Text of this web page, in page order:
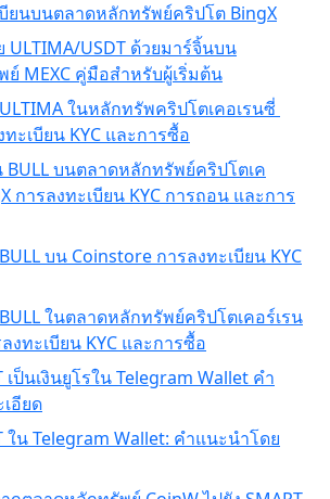
ยนบนตลาดหลักทรัพย์คริปโต BingX
ULTIMA/USDT ด้วยมาร์จิ้นบน
MEXC คู่มือสำหรับผู้เริ่มต้น
ในหลักทรัพคริปโตเคอเรนซี่
ทะเบียน KYC และการซื้อ
BULL บนตลาดหลักทรัพย์คริปโตเค
การลงทะเบียน KYC การถอน และการ
บน Coinstore การลงทะเบียน KYC
ในตลาดหลักทรัพย์คริปโตเคอร์เรน
งทะเบียน KYC และการซื้อ
เป็นเงินยูโรใน Telegram Wallet คำ
อียด
ใน Telegram Wallet: คำแนะนำโดย